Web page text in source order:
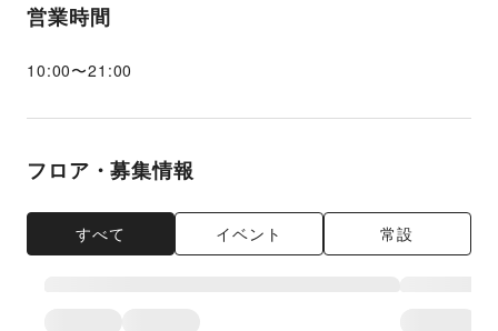
営業時間
10:00〜21:00
フロア・募集情報
すべて イベント 常設